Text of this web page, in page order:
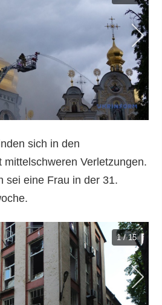
sich in den
mittelschweren Verletzungen.
sei eine Frau in der 31.
1 / 15